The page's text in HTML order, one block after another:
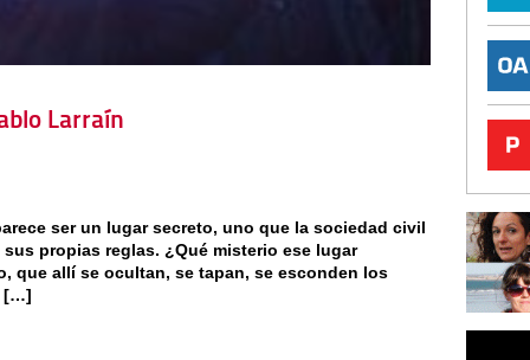
Larraín
ser un lugar secreto, uno que la sociedad civil
propias reglas. ¿Qué misterio ese lugar
que allí se ocultan, se tapan, se esconden los
[…]